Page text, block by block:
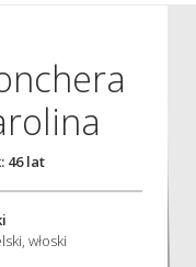
46 lat
włoski